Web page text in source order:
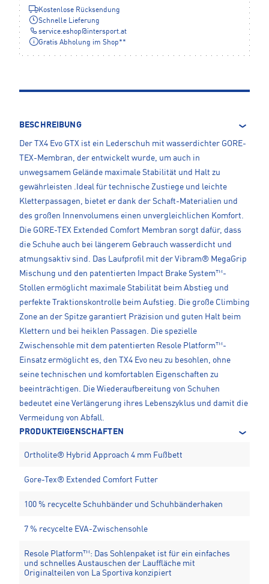
Kostenlose Rücksendung
Schnelle Lieferung
service.eshop@intersport.at
Gratis Abholung im Shop**
BESCHREIBUNG
Der TX4 Evo GTX ist ein Lederschuh mit wasserdichter GORE-
TEX-Membran, der entwickelt wurde, um auch in
unwegsamem Gelände maximale Stabilität und Halt zu
gewährleisten .Ideal für technische Zustiege und leichte
Kletterpassagen, bietet er dank der Schaft-Materialien und
des großen Innenvolumens einen unvergleichlichen Komfort.
Die GORE-TEX Extended Comfort Membran sorgt dafür, dass
die Schuhe auch bei längerem Gebrauch wasserdicht und
atmungsaktiv sind. Das Laufprofil mit der Vibram® MegaGrip
Mischung und den patentierten Impact Brake System™-
Stollen ermöglicht maximale Stabilität beim Abstieg und
perfekte Traktionskontrolle beim Aufstieg. Die große Climbing
Zone an der Spitze garantiert Präzision und guten Halt beim
Klettern und bei heiklen Passagen. Die spezielle
Zwischensohle mit dem patentierten Resole Platform™-
Einsatz ermöglicht es, den TX4 Evo neu zu besohlen, ohne
seine technischen und komfortablen Eigenschaften zu
beeinträchtigen. Die Wiederaufbereitung von Schuhen
bedeutet eine Verlängerung ihres Lebenszyklus und damit die
Vermeidung von Abfall.
PRODUKTEIGENSCHAFTEN
Ortholite® Hybrid Approach 4 mm Fußbett
Gore-Tex® Extended Comfort Futter
100 % recycelte Schuhbänder und Schuhbänderhaken
7 % recycelte EVA-Zwischensohle
Resole Platform™: Das Sohlenpaket ist für ein einfaches
und schnelles Austauschen der Lauffläche mit
Originalteilen von La Sportiva konzipiert